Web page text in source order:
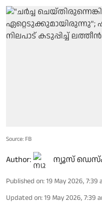
Source: FB
Author: ന്യൂസ്
Published on: 19 May 2026, 7:39
Updated on: 19 May 2026, 7:39